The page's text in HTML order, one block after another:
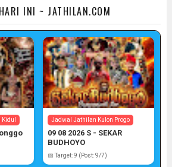
INI ~ JATHILAN.COM
Jadwal Jathilan Kulon Progo
09 08 2026 S - SEKAR
BUDHOYO
📅 Target: 9 (Post: 9/7)